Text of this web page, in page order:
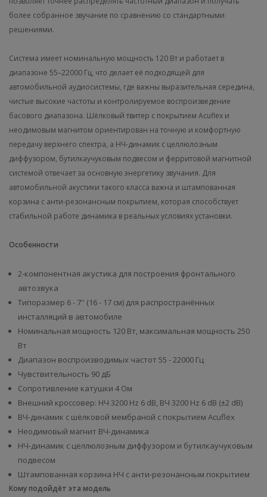
более собранное звучание по сравнению со стандартными
решениями.
Система имеет номинальную мощность 120 Вт и работает в
диапазоне 55–22000 Гц, что делает её подходящей для
автомобильной аудиосистемы, где важны выразительная середина,
чистые высокие частоты и контролируемое воспроизведение
басового диапазона. Шёлковый твитер с покрытием Acuflex и
неодимовым магнитом ориентирован на точную и комфортную
передачу верхнего спектра, а НЧ-динамик с целлюлозным
диффузором, бутилкаучуковым подвесом и ферритовой магнитной
системой отвечает за основную энергетику звучания. Для
автомобильной акустики такого класса важна и штампованная
корзина с анти-резонансным покрытием, которая способствует
стабильной работе динамика в реальных условиях установки.
Особенности
2-компонентная акустика для построения фронтального
автозвука
Типоразмер 6 - 7'' (16 - 17 см) для распространённых
инсталляций в автомобиле
Номинальная мощность 120 Вт, максимальная мощность 250
Вт
Диапазон воспроизводимых частот 55 - 22000 Гц
Чувствительность 90 дБ
Сопротивление катушки 4 Ом
Внешний кроссовер: НЧ 3200 Hz 6 dB, ВЧ 3200 Hz 6 dB (±2 dB)
ВЧ-динамик с шёлковой мембраной с покрытием Acuflex
Неодимовый магнит ВЧ-динамика
НЧ-динамик с целлюлозным диффузором и бутилкаучуковым
подвесом
Штампованная корзина НЧ с анти-резонансным покрытием
Кому подойдёт эта модель